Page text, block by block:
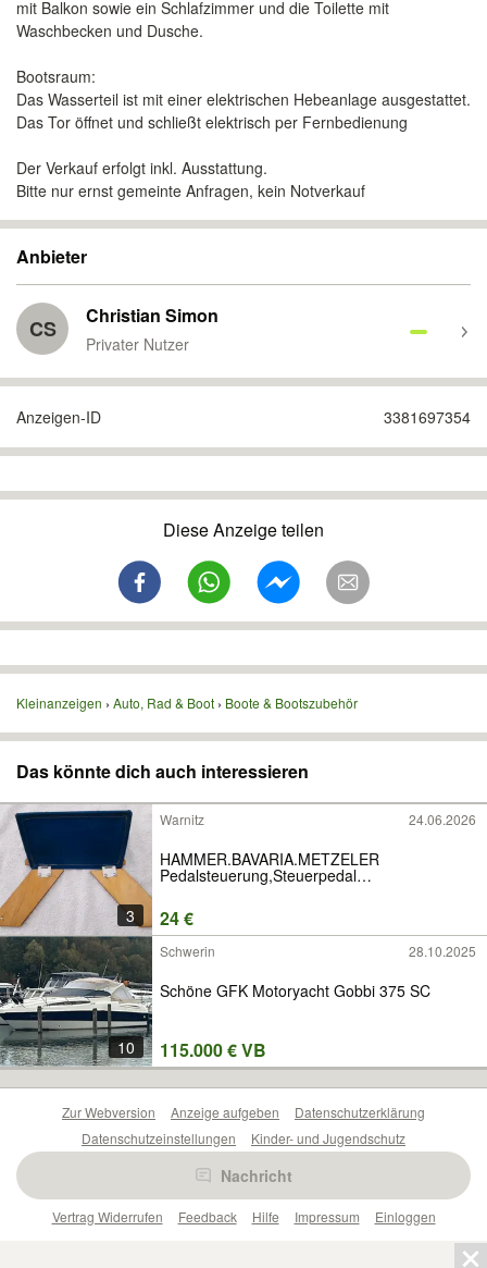
mit Balkon sowie ein Schlafzimmer und die Toilette mit
Waschbecken und Dusche.
Bootsraum:
Das Wasserteil ist mit einer elektrischen Hebeanlage ausgestattet.
Das Tor öffnet und schließt elektrisch per Fernbedienung
Der Verkauf erfolgt inkl. Ausstattung.
Bitte nur ernst gemeinte Anfragen, kein Notverkauf
Anbieter
CS Christian Simon
Privater Nutzer
Anzeigen-ID 3381697354
Diese Anzeige teilen
Kleinanzeigen Auto, Rad & Boot Boote & Bootszubehör
Das könnte dich auch interessieren
3
Warnitz 24.06.2026
HAMMER.BAVARIA.METZELER
Pedalsteuerung,Steuerpedal
PREISREDUZIERT
24 €
10
Schwerin 28.10.2025
Schöne GFK Motoryacht Gobbi 375 SC
115.000 € VB
Nachricht
Zur Webversion Anzeige aufgeben
Datenschutzerklärung
Datenschutzeinstellungen
Kinder- und Jugendschutz
Barrierefreiheitserklärung
Vertrag Widerrufen
Feedback Hilfe Impressum Einloggen